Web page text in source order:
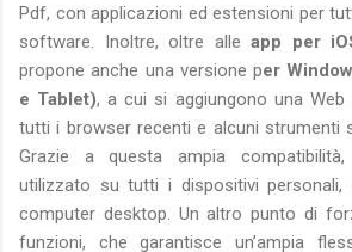
Pdf, con applicazioni ed estensioni per
software. Inoltre, oltre alleapp per
propone anche una versione per
e Tablet), a cui si aggiungono una
tutti i browser recenti e alcuni strumenti
Grazie a questa ampia
utilizzato su tutti i dispositivi personali,
computer desktop. Un altro punto di
funzioni, che garantisce un’ampia